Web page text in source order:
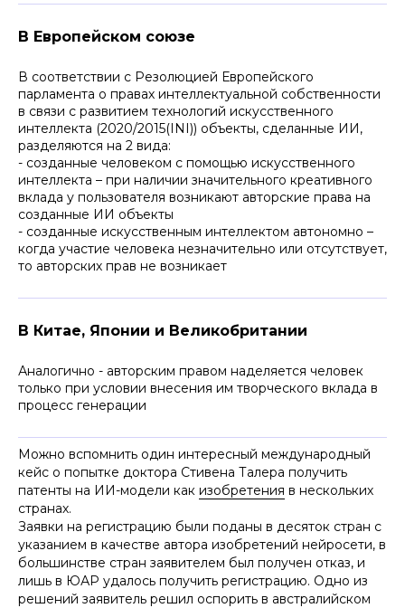
В Европейском союзе
В соответствии с Резолюцией Европейского
парламента о правах интеллектуальной собственности
в связи с развитием технологий искусственного
интеллекта (2020/2015(INI)) объекты, сделанные ИИ,
разделяются на 2 вида:
- созданные человеком с помощью искусственного
интеллекта – при наличии значительного креативного
вклада у пользователя возникают авторские права на
созданные ИИ объекты
- созданные искусственным интеллектом автономно –
когда участие человека незначительно или отсутствует,
то авторских прав не возникает
В Китае, Японии и Великобритании
Аналогично - авторским правом наделяется человек
только при условии внесения им творческого вклада в
процесс генерации
Можно вспомнить один интересный международный
кейс о попытке доктора Стивена Талера получить
патенты на ИИ-модели как изобретения в нескольких
странах.
Заявки на регистрацию были поданы в десяток стран с
указанием в качестве автора изобретений нейросети, в
большинстве стран заявителем был получен отказ, и
лишь в ЮАР удалось получить регистрацию. Одно из
решений заявитель решил оспорить в австралийском